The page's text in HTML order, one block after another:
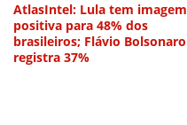
AtlasIntel: Lula tem imagem
positiva para 48% dos
brasileiros; Flávio Bolsonaro
registra 37%